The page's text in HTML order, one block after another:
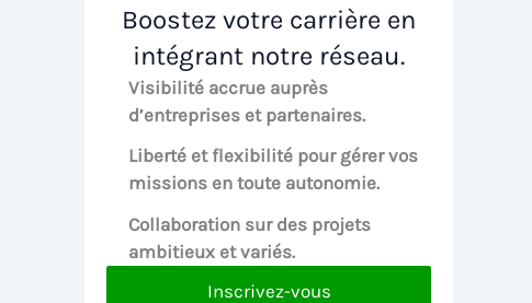
Boostez votre carrière en
intégrant notre réseau.
Visibilité accrue auprès
d’entreprises et partenaires.
Liberté et flexibilité pour gérer vos
missions en toute autonomie.
Collaboration sur des projets
ambitieux et variés.
Inscrivez-vous